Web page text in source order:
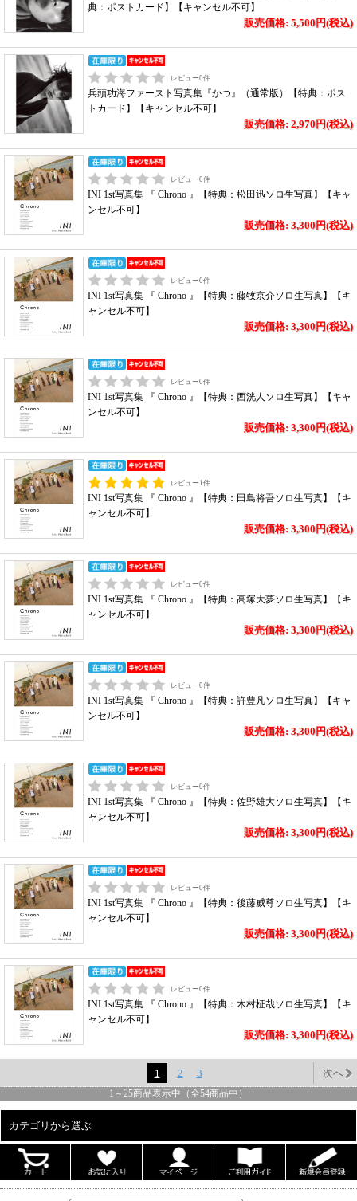
典：ポストカード】【キャンセル不可】
販売価格: 5,500円(税込)
レビュー0件
兵頭功海ファースト写真集『かつ』（通常版）【特典：ポス
トカード】【キャンセル不可】
販売価格: 2,970円(税込)
レビュー0件
INI 1st写真集 『 Chrono 』【特典：松田迅ソロ生写真】【キャ
ンセル不可】
販売価格: 3,300円(税込)
レビュー0件
INI 1st写真集 『 Chrono 』【特典：藤牧京介ソロ生写真】【キ
ャンセル不可】
販売価格: 3,300円(税込)
レビュー0件
INI 1st写真集 『 Chrono 』【特典：西洸人ソロ生写真】【キャ
ンセル不可】
販売価格: 3,300円(税込)
レビュー1件
INI 1st写真集 『 Chrono 』【特典：田島将吾ソロ生写真】【キ
ャンセル不可】
販売価格: 3,300円(税込)
レビュー0件
INI 1st写真集 『 Chrono 』【特典：高塚大夢ソロ生写真】【キ
ャンセル不可】
販売価格: 3,300円(税込)
レビュー0件
INI 1st写真集 『 Chrono 』【特典：許豊凡ソロ生写真】【キャ
ンセル不可】
販売価格: 3,300円(税込)
レビュー0件
INI 1st写真集 『 Chrono 』【特典：佐野雄大ソロ生写真】【キ
ャンセル不可】
販売価格: 3,300円(税込)
レビュー0件
INI 1st写真集 『 Chrono 』【特典：後藤威尊ソロ生写真】【キ
ャンセル不可】
販売価格: 3,300円(税込)
レビュー0件
INI 1st写真集 『 Chrono 』【特典：木村柾哉ソロ生写真】【キ
ャンセル不可】
販売価格: 3,300円(税込)
1 2 3 次へ
1 ～ 25商品表示中（全54商品中）
カテゴリから選ぶ
ALL
男性写真集